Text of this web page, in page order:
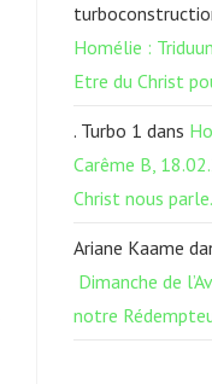
Homélie :
Etre du Christ
. Turbo 1 dans
Carême B,
Christ nous
Ariane Kaame
Dimanche de
notre